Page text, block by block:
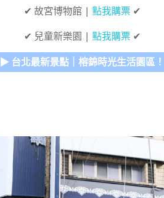
✔ 故宮博物館 | 點我購票✔
✔ 兒童新樂園 | 點我購票✔
▶ 台北最新景點｜榕錦時光生活園區！